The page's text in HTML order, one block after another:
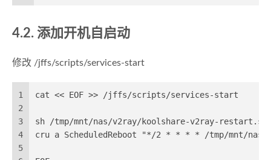
4.2. 添加开机自启动
修改 /jffs/scripts/services-start
1
2
3
4
5
cat << EOF >> /jffs/scripts/services-start
sh /tmp/mnt/nas/v2ray/koolshare-v2ray-restart.sh
cru a ScheduledReboot "*/2 * * * * /tmp/mnt/nas/